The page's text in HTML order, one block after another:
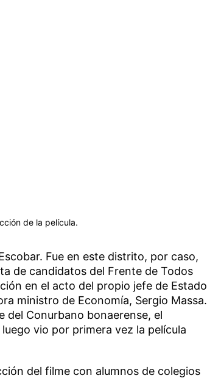
de la película.
Fue en este distrito, por caso,
de candidatos del Frente de Todos
en el acto del propio jefe de
ministro de Economía, Sergio Massa.
del Conurbano bonaerense, el
vio por primera vez la película
del filme con alumnos de colegios